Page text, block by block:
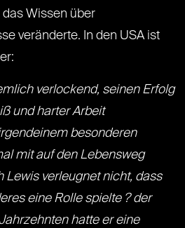
Wissen über
veränderte. In den USA ist
verlockend, seinen Erfolg
und harter Arbeit
besonderen
mit auf den Lebensweg
Lewis verleugnet nicht, dass
eine Rolle spielte ? der
hatte er eine